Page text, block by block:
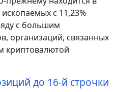
с 11,23%
с большим
организаций, связанных
криптовалютой
до 16-й строчки